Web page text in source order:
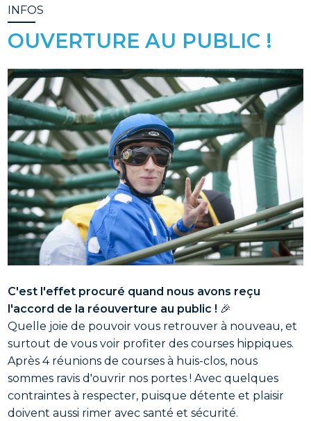
INFOS
OUVERTURE AU PUBLIC !
Image
C'est l'effet procuré quand nous avons reçu
l'accord de la réouverture au public ! 🎉
Quelle joie de pouvoir vous retrouver à nouveau, et
surtout de vous voir profiter des courses hippiques.
Après 4 réunions de courses à huis-clos, nous
sommes ravis d'ouvrir nos portes ! Avec quelques
contraintes à respecter, puisque détente et plaisir
doivent aussi rimer avec santé et sécurité.